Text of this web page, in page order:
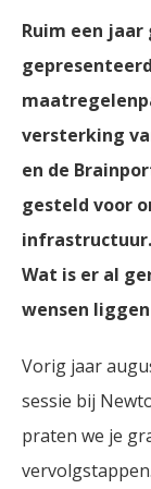
Ruim een
versterking
en de
gesteld voor
Wat is er al
wensen
Vorig jaar
sessie bij
praten we je
vervolgstappen.